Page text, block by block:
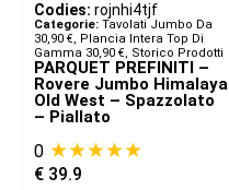
Codies: rojnhi4tjf
Categorie: Tavolati Jumbo Da
30,90 €, Plancia Intera Top Di
Gamma 30,90 €, Storico Prodotti
PARQUET PREFINITI –
Rovere Jumbo Himalaya
Old West – Spazzolato
– Piallato
0 ★★★★★
€ 39.9